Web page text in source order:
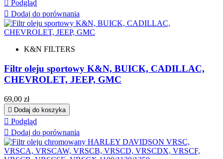
 Podgląd
 Dodaj do porównania
K&N FILTERS
Filtr oleju sportowy K&N, BUICK, CADILLAC,
CHEVROLET, JEEP, GMC
Cena
69,00 zł
 Dodaj do koszyka
 Podgląd
 Dodaj do porównania